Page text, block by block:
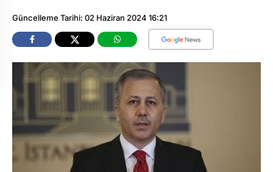
Güncelleme Tarihi: 02 Haziran 2024 16:21